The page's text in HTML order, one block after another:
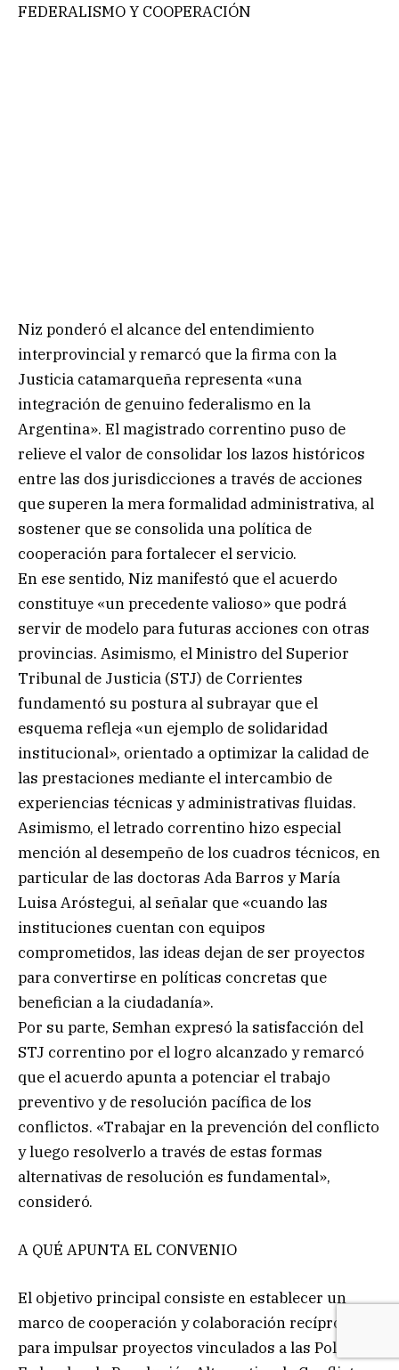
FEDERALISMO Y COOPERACIÓN
Niz ponderó el alcance del entendimiento
interprovincial y remarcó que la firma con la
Justicia catamarqueña representa «una
integración de genuino federalismo en la
Argentina». El magistrado correntino puso de
relieve el valor de consolidar los lazos históricos
entre las dos jurisdicciones a través de acciones
que superen la mera formalidad administrativa, al
sostener que se consolida una política de
cooperación para fortalecer el servicio.
En ese sentido, Niz manifestó que el acuerdo
constituye «un precedente valioso» que podrá
servir de modelo para futuras acciones con otras
provincias. Asimismo, el Ministro del Superior
Tribunal de Justicia (STJ) de Corrientes
fundamentó su postura al subrayar que el
esquema refleja «un ejemplo de solidaridad
institucional», orientado a optimizar la calidad de
las prestaciones mediante el intercambio de
experiencias técnicas y administrativas fluidas.
Asimismo, el letrado correntino hizo especial
mención al desempeño de los cuadros técnicos, en
particular de las doctoras Ada Barros y María
Luisa Aróstegui, al señalar que «cuando las
instituciones cuentan con equipos
comprometidos, las ideas dejan de ser proyectos
para convertirse en políticas concretas que
benefician a la ciudadanía».
Por su parte, Semhan expresó la satisfacción del
STJ correntino por el logro alcanzado y remarcó
que el acuerdo apunta a potenciar el trabajo
preventivo y de resolución pacífica de los
conflictos. «Trabajar en la prevención del conflicto
y luego resolverlo a través de estas formas
alternativas de resolución es fundamental»,
consideró.
A QUÉ APUNTA EL CONVENIO
El objetivo principal consiste en establecer un
marco de cooperación y colaboración recíproca
para impulsar proyectos vinculados a las Políticas